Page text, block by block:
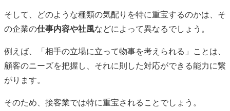
そして、どのような種類の気配りを特に重宝するのかは、そ
の企業の仕事内容や社風などによって異なるでしょう。
例えば、「相手の立場に立って物事を考えられる」ことは、
顧客のニーズを把握し、それに則した対応ができる能力に繋
がります。
そのため、接客業では特に重宝されることでしょう。